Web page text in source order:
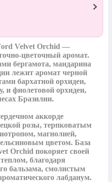
Velvet Orchid —
цветочный аромат.
бергамота, мандарина
лежит аромат черной
бархатной орхидеи,
и фиолетовой орхидеи,
Бразилии.
аккорде
розы, терпковатым
магнолией,
цветом. База
Orchid покоряет своей
благодаря
бальзама, смолистым
лабданум.